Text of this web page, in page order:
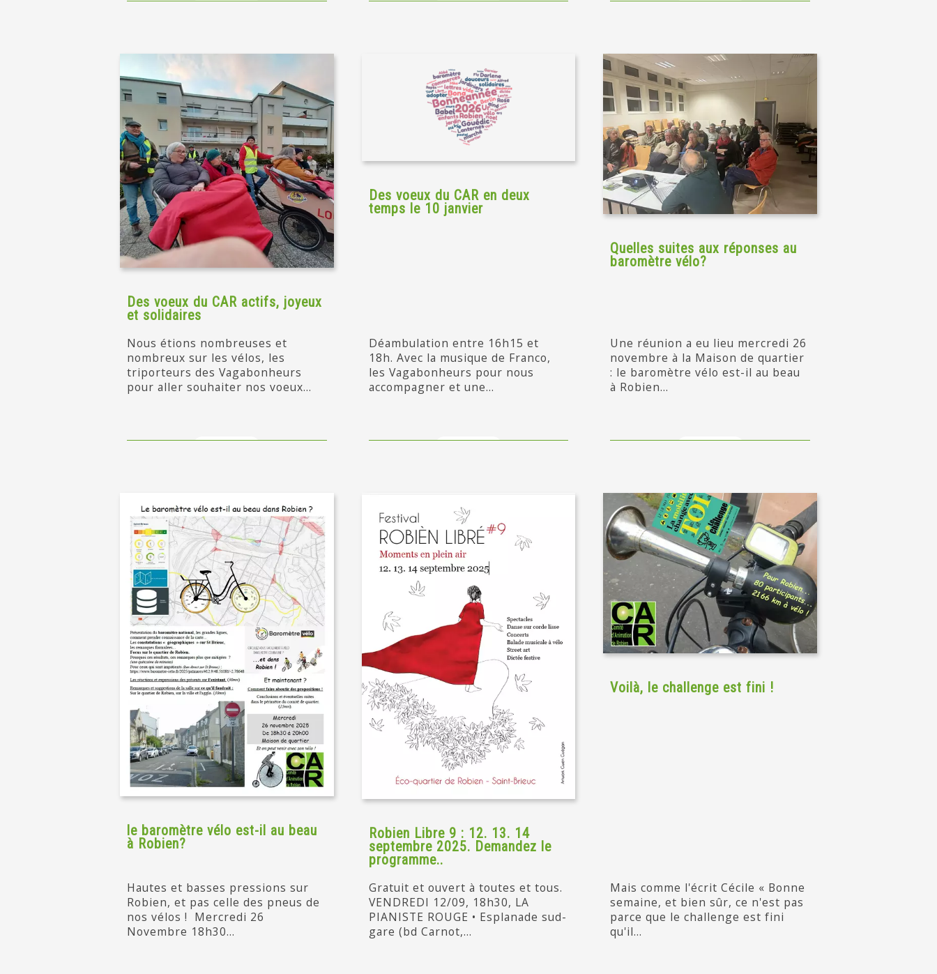
Des voeux du CAR actifs, joyeux
et solidaires
Nous étions nombreuses et
nombreux sur les vélos, les
triporteurs des Vagabonheurs
pour aller souhaiter nos voeux...
Des voeux du CAR en deux
temps le 10 janvier
Déambulation entre 16h15 et
18h. Avec la musique de Franco,
les Vagabonheurs pour nous
accompagner et une...
Quelles suites aux réponses au
baromètre vélo?
Une réunion a eu lieu mercredi 26
novembre à la Maison de quartier
: le baromètre vélo est-il au beau
à Robien...
le baromètre vélo est-il au beau
à Robien?
Hautes et basses pressions sur
Robien, et pas celle des pneus de
nos vélos ! Mercredi 26
Novembre 18h30...
Robien Libre 9 : 12. 13. 14
septembre 2025. Demandez le
programme..
Gratuit et ouvert à toutes et tous.
VENDREDI 12/09, 18h30, LA
PIANISTE ROUGE • Esplanade sud-
gare (bd Carnot,...
Voilà, le challenge est fini !
Mais comme l'écrit Cécile « Bonne
semaine, et bien sûr, ce n'est pas
parce que le challenge est fini
qu'il...